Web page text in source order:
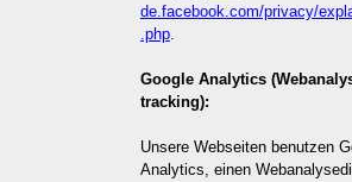
de.facebook.com/privacy/
.php.
Google Analytics
tracking):
Unsere Webseiten benutzen
Analytics, einen